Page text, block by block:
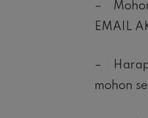
–
EMAIL
– Harap
mohon